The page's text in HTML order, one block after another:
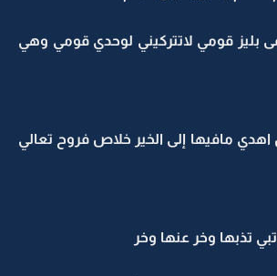
بليز قومي لاتتركيني لوحدي قومي وهي
اهدي مافيها إلى الخير خلاص فروح تعالي
تذبها وخر عنها وخر